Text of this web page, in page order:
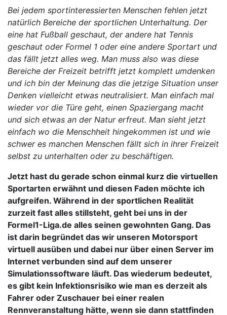
Bei jedem sportinteressierten Menschen fehlen jetzt
natürlich Bereiche der sportlichen Unterhaltung. Der
eine hat Fußball geschaut, der andere hat Tennis
geschaut oder Formel 1 oder eine andere Sportart und
das fällt jetzt alles weg. Man muss also was diese
Bereiche der Freizeit betrifft jetzt komplett umdenken
und ich bin der Meinung das die jetzige Situation unser
Denken vielleicht etwas neutralisiert. Man einfach mal
wieder vor die Türe geht, einen Spaziergang macht
und sich etwas an der Natur erfreut. Man sieht jetzt
einfach wo die Menschheit hingekommen ist und wie
schwer es manchen Menschen fällt sich in ihrer Freizeit
selbst zu unterhalten oder zu beschäftigen.
Jetzt hast du gerade schon einmal kurz die virtuellen
Sportarten erwähnt und diesen Faden möchte ich
aufgreifen. Während in der sportlichen Realität
zurzeit fast alles stillsteht, geht bei uns in der
Formel1-Liga.de alles seinen gewohnten Gang. Das
ist darin begründet das wir unseren Motorsport
virtuell ausüben und dabei nur über einen Server im
Internet verbunden sind auf dem unserer
Simulationssoftware läuft. Das wiederum bedeutet,
es gibt kein Infektionsrisiko wie man es derzeit als
Fahrer oder Zuschauer bei einer realen
Rennveranstaltung hätte, wenn sie dann stattfinden